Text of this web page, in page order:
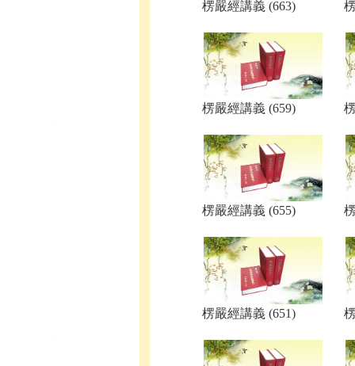
楞嚴經講義 (663)
楞嚴經講義 (659)
楞嚴經講義 (655)
楞嚴經講義 (651)